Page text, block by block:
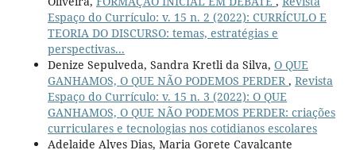
Espaço do Currículo: v. 15 n. 2 (2022): CURRÍCULO E
TEORIA DO DISCURSO: temas, estratégias e
perspectivas...
Denize Sepulveda, Sandra Kretli da Silva, O QUE
GANHAMOS, O QUE NÃO PODEMOS PERDER , Revista
Espaço do Currículo: v. 15 n. 3 (2022): O QUE
GANHAMOS, O QUE NÃO PODEMOS PERDER: criações
curriculares e tecnologias nos cotidianos escolares
Adelaide Alves Dias, Maria Gorete Cavalcante